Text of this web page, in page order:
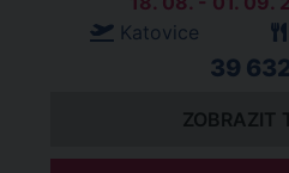
Katovice
39
ZOBRAZIT